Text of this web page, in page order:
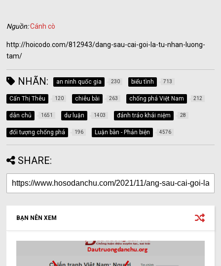
Nguồn:Cánh cò
http://hoicodo.com/812943/dang-sau-cai-goi-la-tu-nhan-luong-
tam/
NHÃN: an ninh quốc gia 230 biểu tình 713
Cấn Thị Thêu 120 chiêu bài 263 chống phá Việt Nam 212
dân chủ 1651 dư luận 1403 đánh tráo khái niệm 28
đối tượng chống phá 196 Luận bàn - Phản biện 4576
SHARE:
BẠN NÊN XEM